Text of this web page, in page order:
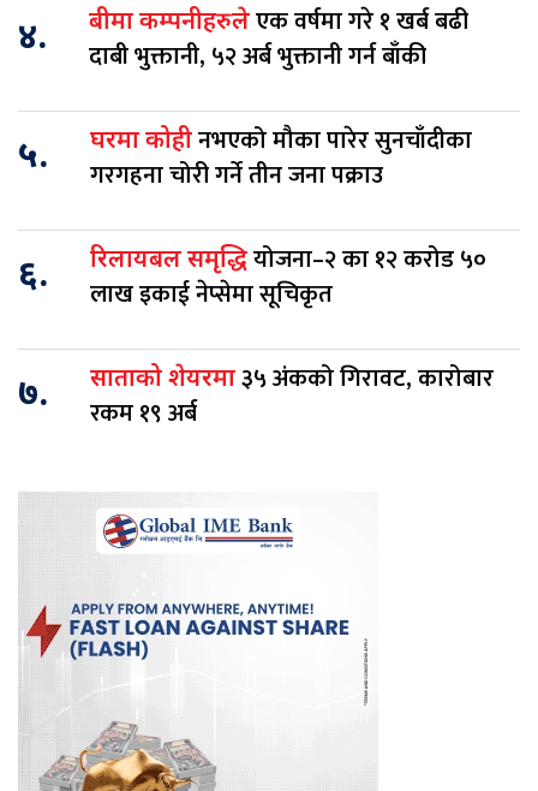
४. बीमा कम्पनीहरुलेएक वर्षमा गरे १ खर्ब बढी
दाबी भुक्तानी, ५२ अर्ब भुक्तानी गर्न बाँकी
५. घरमा कोहीनभएको मौका पारेर सुनचाँदीका
गरगहना चोरी गर्ने तीन जना पक्राउ
६. रिलायबल समृद्धियोजना–२ का १२ करोड ५०
लाख इकाई नेप्सेमा सूचिकृत
७. साताको शेयरमा३५ अंकको गिरावट, कारोबार
रकम १९ अर्ब